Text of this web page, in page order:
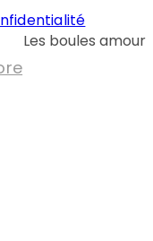
Les boules amour